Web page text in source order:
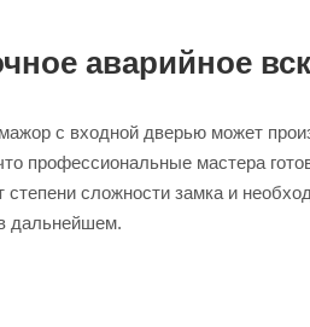
аварийное
с входной дверью может
профессиональные мастера
степени сложности замка и
дальнейшем.